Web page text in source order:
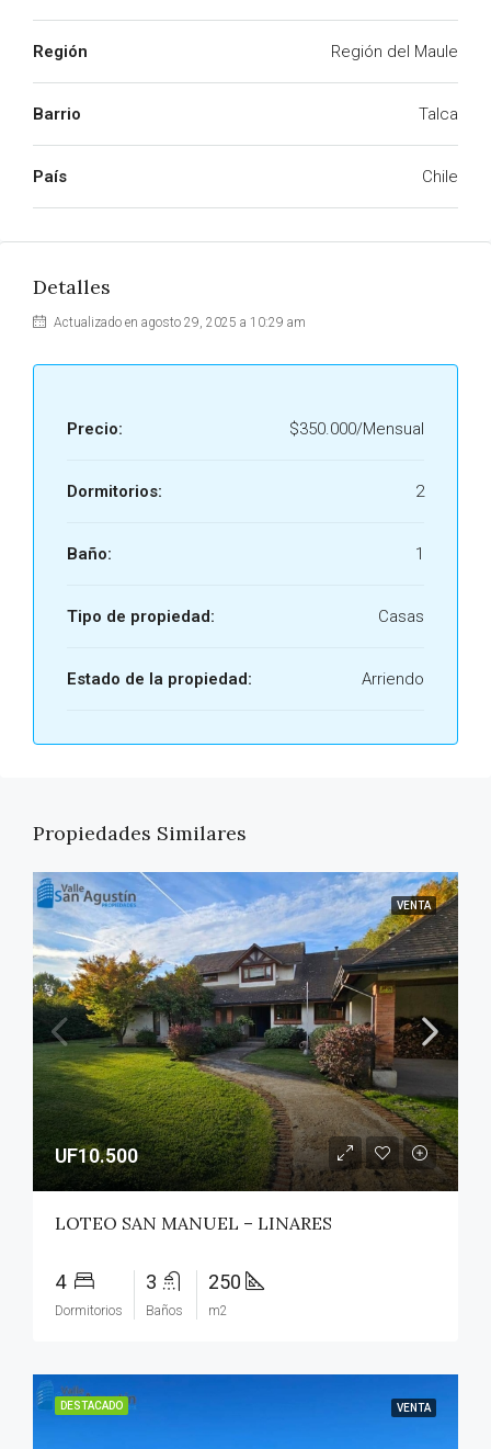
Región Región del Maule
Barrio Talca
País Chile
Detalles
Actualizado en agosto 29, 2025 a 10:29 am
Precio: $350.000/Mensual
Dormitorios: 2
Baño: 1
Tipo de propiedad: Casas
Estado de la propiedad: Arriendo
Propiedades Similares
VENTA
UF10.500
LOTEO SAN MANUEL – LINARES
4
Dormitorios
3
Baños
250
m2
DESTACADO VENTA